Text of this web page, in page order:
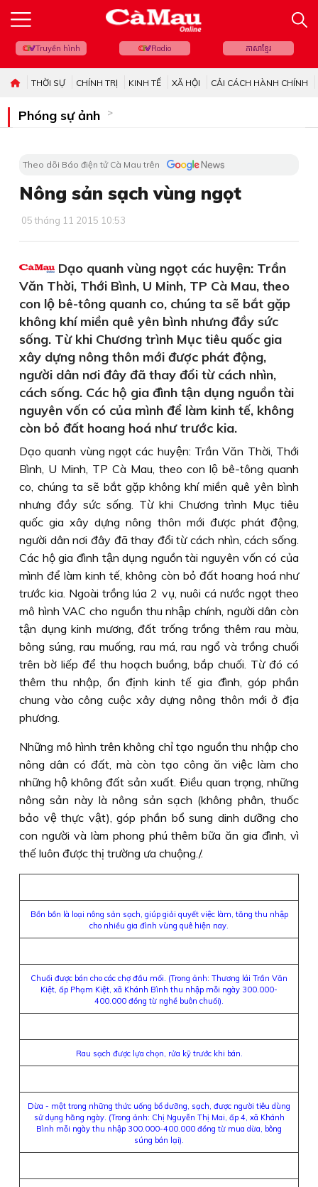
Truyền hình Radio ភាសាខ្មែរ
THỜI SỰ CHÍNH TRỊ KINH TẾ XÃ HỘI CẢI CÁCH HÀNH CHÍNH
Phóng sự ảnh
Theo dõi Báo điện tử Cà Mau trên
Nông sản sạch vùng ngọt
05 tháng 11 2015 10:53
Dạo quanh vùng ngọt các huyện: Trần
Văn Thời, Thới Bình, U Minh, TP Cà Mau, theo
con lộ bê-tông quanh co, chúng ta sẽ bắt gặp
không khí miền quê yên bình nhưng đầy sức
sống. Từ khi Chương trình Mục tiêu quốc gia
xây dựng nông thôn mới được phát động,
người dân nơi đây đã thay đổi từ cách nhìn,
cách sống. Các hộ gia đình tận dụng nguồn tài
nguyên vốn có của mình để làm kinh tế, không
còn bỏ đất hoang hoá như trước kia.
Dạo quanh vùng ngọt các huyện: Trần Văn Thời, Thới
Bình, U Minh, TP Cà Mau, theo con lộ bê-tông quanh
co, chúng ta sẽ bắt gặp không khí miền quê yên bình
nhưng đầy sức sống. Từ khi Chương trình Mục tiêu
quốc gia xây dựng nông thôn mới được phát động,
người dân nơi đây đã thay đổi từ cách nhìn, cách sống.
Các hộ gia đình tận dụng nguồn tài nguyên vốn có của
mình để làm kinh tế, không còn bỏ đất hoang hoá như
trước kia. Ngoài trồng lúa 2 vụ, nuôi cá nước ngọt theo
mô hình VAC cho nguồn thu nhập chính, người dân còn
tận dụng kinh mương, đất trống trồng thêm rau màu,
bông súng, rau muống, rau má, rau ngổ và trồng chuối
trên bờ liếp để thu hoạch buồng, bắp chuối. Từ đó có
thêm thu nhập, ổn định kinh tế gia đình, góp phần
chung vào công cuộc xây dựng nông thôn mới ở địa
phương.
Những mô hình trên không chỉ tạo nguồn thu nhập cho
nông dân có đất, mà còn tạo công ăn việc làm cho
những hộ không đất sản xuất. Ðiều quan trọng, những
nông sản này là nông sản sạch (không phân, thuốc
bảo vệ thực vật), góp phần bổ sung dinh dưỡng cho
con người và làm phong phú thêm bữa ăn gia đình, vì
thế luôn được thị trường ưa chuộng./.
Bồn bồn là loại nông sản sạch, giúp giải quyết việc làm, tăng thu nhập
cho nhiều gia đình vùng quê hiện nay.
Chuối được bán cho các chợ đầu mối. (Trong ảnh: Thương lái Trần Văn
Kiệt, ấp Phạm Kiệt, xã Khánh Bình thu nhập mỗi ngày 300.000-
400.000 đồng từ nghề buôn chuối).
Rau sạch được lựa chọn, rửa kỹ trước khi bán.
Dừa - một trong những thức uống bổ dưỡng, sạch, được người tiêu dùng
sử dụng hằng ngày. (Trong ảnh: Chị Nguyễn Thị Mai, ấp 4, xã Khánh
Bình mỗi ngày thu nhập 300.000-400.000 đồng từ mua dừa, bông
súng bán lại).